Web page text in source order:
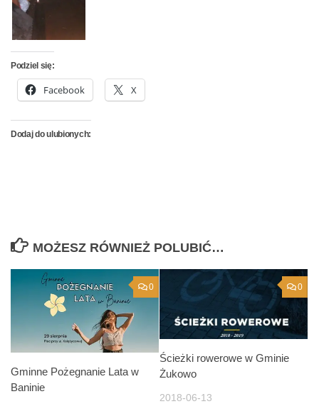
Podziel się:
Facebook X
Dodaj do ulubionych:
MOŻESZ RÓWNIEŻ POLUBIĆ…
0
Gminne Pożegnanie Lata w
Baninie
0
Ścieżki rowerowe w Gminie
Żukowo
2018-06-13